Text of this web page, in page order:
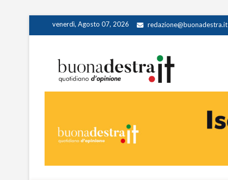
venerdì, Agosto 07, 2026 redazione@buonadestra.it